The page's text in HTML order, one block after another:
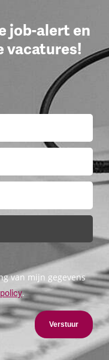
job-alert en
vacatures!
van mijn gegevens
.
Verstuur